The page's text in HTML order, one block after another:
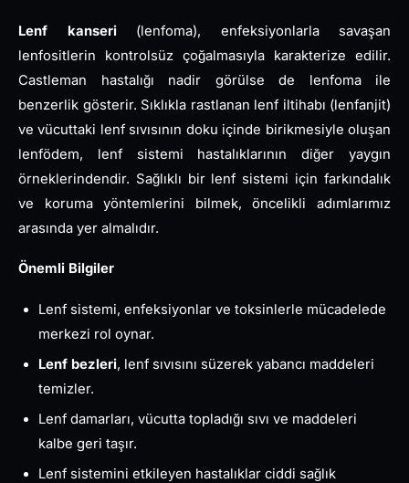
Lenf kanseri(lenfoma), enfeksiyonlarla savaşan
lenfositlerin kontrolsüz çoğalmasıyla karakterize edilir.
Castleman hastalığı nadir görülse de lenfoma ile
benzerlik gösterir. Sıklıkla rastlanan lenf iltihabı (lenfanjit)
ve vücuttaki lenf sıvısının doku içinde birikmesiyle oluşan
lenfödem, lenf sistemi hastalıklarının diğer yaygın
örneklerindendir. Sağlıklı bir lenf sistemi için farkındalık
ve koruma yöntemlerini bilmek, öncelikli adımlarımız
arasında yer almalıdır.
Önemli Bilgiler
Lenf sistemi, enfeksiyonlar ve toksinlerle mücadelede
merkezi rol oynar.
Lenf bezleri, lenf sıvısını süzerek yabancı maddeleri
temizler.
Lenf damarları, vücutta topladığı sıvı ve maddeleri
kalbe geri taşır.
Lenf sistemini etkileyen hastalıklar ciddi sağlık